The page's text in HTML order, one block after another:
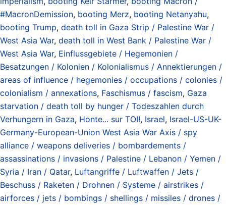
#MacronDemission, booting Merz, booting Netanyahu,
booting Trump, death toll in Gaza Strip / Palestine War /
West Asia War, death toll in West Bank / Palestine War /
West Asia War, Einflussgebiete / Hegemonien /
Besatzungen / Kolonien / Kolonialismus / Annektierungen /
areas of influence / hegemonies / occupations / colonies /
colonialism / annexations, Faschismus / fascism, Gaza
starvation / death toll by hunger / Todeszahlen durch
Verhungern in Gaza, Honte... sur TOI!, Israel, Israel-US-UK-
Germany-European-Union West Asia War Axis / spy
alliance / weapons deliveries / bombardements /
assassinations / invasions / Palestine / Lebanon / Yemen /
Syria / Iran / Qatar, Luftangriffe / Luftwaffen / Jets /
Beschuss / Raketen / Drohnen / Systeme / airstrikes /
airforces / jets / bombings / shellings / missiles / drones /